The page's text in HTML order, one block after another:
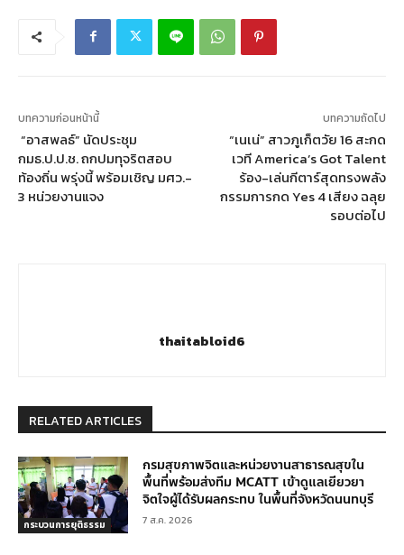
บทความก่อนหน้านี้
“อาสพลธ์” นัดประชุม
กมธ.ป.ป.ช. ถกปมทุจริตสอบ
ท้องถิ่น พรุ่งนี้ พร้อมเชิญ มศว.-
3 หน่วยงานแจง
บทความถัดไป
“เนเน่” สาวภูเก็ตวัย 16 สะกด
เวที America’s Got Talent
ร้อง-เล่นกีตาร์สุดทรงพลัง
กรรมการกด Yes 4 เสียง ฉลุย
รอบต่อไป
thaitabloid6
RELATED ARTICLES
กระบวนการยุติธรรม
กรมสุขภาพจิตและหน่วยงานสาธารณสุขใน
พื้นที่พร้อมส่งทีม MCATT เข้าดูแลเยียวยา
จิตใจผู้ได้รับผลกระทบ ในพื้นที่จังหวัดนนทบุรี
7 ส.ค. 2026